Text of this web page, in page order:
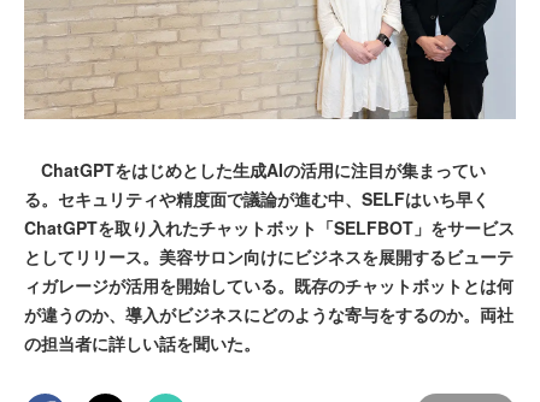
ChatGPTをはじめとした生成AIの活用に注目が集まってい
る。セキュリティや精度面で議論が進む中、SELFはいち早く
ChatGPTを取り入れたチャットボット「SELFBOT」をサービス
としてリリース。美容サロン向けにビジネスを展開するビューテ
ィガレージが活用を開始している。既存のチャットボットとは何
が違うのか、導入がビジネスにどのような寄与をするのか。両社
の担当者に詳しい話を聞いた。